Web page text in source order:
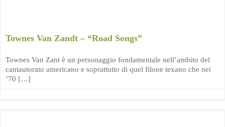
Townes Van Zandt – “Road Songs”
Townes Van Zant è un personaggio fondamentale nell’ambito del
cantautorato americano e soprattutto di quel filone texano che nei
’70 […]